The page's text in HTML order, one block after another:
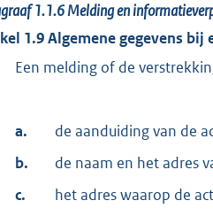
1.1.6Melding en
1.9Algemene gegevens
Een melding of de
a.
de aanduiding van de
b.
de naam en het adres
c.
het adres waarop de